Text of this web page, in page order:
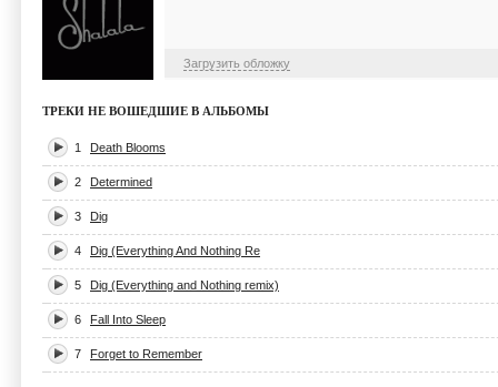
Загрузить обложку
ТРЕКИ НЕ ВОШЕДШИЕ В АЛЬБОМЫ
1 Death Blooms
2 Determined
3 Dig
4 Dig (Everything And Nothing Re
5 Dig (Everything and Nothing remix)
6 Fall Into Sleep
7 Forget to Remember